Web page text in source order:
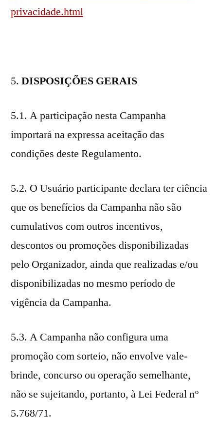
privacidade.html
DISPOSIÇÕES GERAIS
5.1. A participação nesta Campanha
importará na expressa aceitação das
condições deste Regulamento.
5.2. O Usuário participante declara ter ciência
que os benefícios da Campanha não são
cumulativos com outros incentivos,
descontos ou promoções disponibilizadas
pelo Organizador, ainda que realizadas e/ou
disponibilizadas no mesmo período de
vigência da Campanha.
5.3. A Campanha não configura uma
promoção com sorteio, não envolve vale-
brinde, concurso ou operação semelhante,
não se sujeitando, portanto, à Lei Federal n°
5.768/71.